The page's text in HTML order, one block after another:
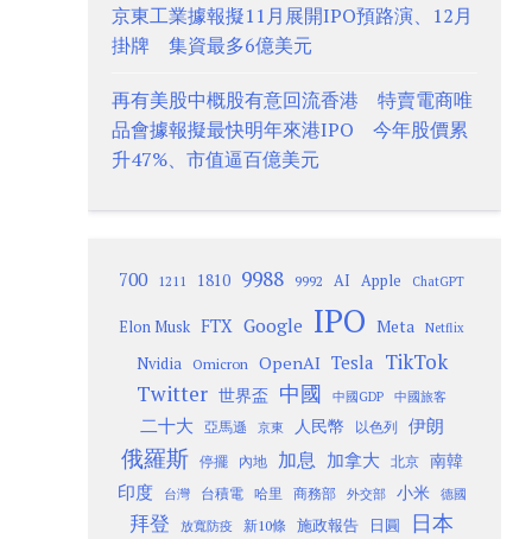
京東工業據報擬11月展開IPO預路演、12月
掛牌 集資最多6億美元
再有美股中概股有意回流香港 特賣電商唯
品會據報擬最快明年來港IPO 今年股價累
升47%、市值逼百億美元
700 1211 1810 9988 9992 AI Apple ChatGPT
Elon Musk FTX Google IPO Meta Netflix
Nvidia Omicron OpenAI Tesla TikTok
Twitter 世界盃 中國 中國GDP 中國旅客
二十大 亞馬遜 京東 人民幣 以色列 伊朗
俄羅斯 停擺 內地 加息 加拿大 北京
南韓
印度
台灣 台積電 哈里 商務部 外交部 小米 德國
拜登 放寬防疫 新10條 施政報告 日圓 日本